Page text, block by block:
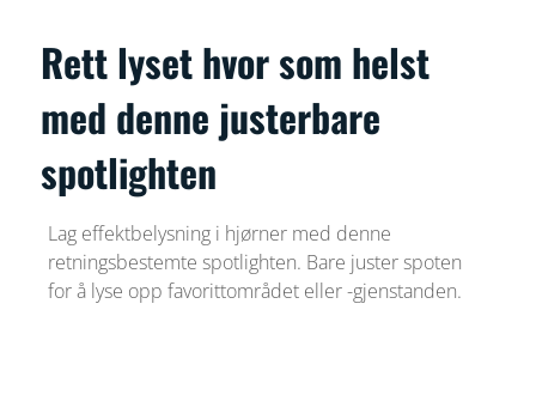
Rett lyset hvor som helst
med denne justerbare
spotlighten
Lag effektbelysning i hjørner med denne
retningsbestemte spotlighten. Bare juster spoten
for å lyse opp favorittområdet eller -gjenstanden.